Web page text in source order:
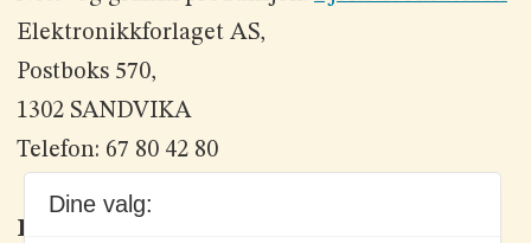
Elektronikkforlaget AS,
Postboks 570,
1302 SANDVIKA
Telefon: 67 80 42 80
Kontakt oss
Dine valg: